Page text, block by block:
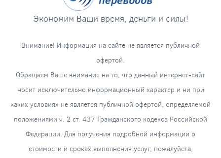
Экономим Ваши время, деньги и силы!
Внимание! Информация на сайте не является публичной
офертой.
Обращаем Ваше внимание на то, что данный интернет-сайт
носит исключительно информационный характер и ни при
каких условиях не является публичной офертой, определяемой
положениями ч. 2 ст. 437 Гражданского кодекса Российской
Федерации. Для получения подробной информации о
стоимости и сроках выполнения услуг, пожалуйста,